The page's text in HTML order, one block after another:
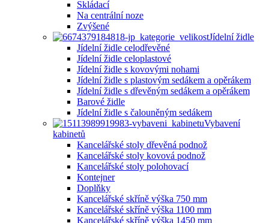
Skládací
Na centrální noze
Zvýšené
Jídelní židle
Jídelní židle celodřevěné
Jídelní židle celoplastové
Jídelní židle s kovovými nohami
Jídelní židle s plastovým sedákem a opěrákem
Jídelní židle s dřevěným sedákem a opěrákem
Barové židle
Jídelní židle s čalouněným sedákem
Vybavení
kabinetů
Kancelářské stoly dřevěná podnož
Kancelářské stoly kovová podnož
Kancelářské stoly polohovací
Kontejner
Doplňky
Kancelářské skříně výška 750 mm
Kancelářské skříně výška 1100 mm
Kancelářské skříně výška 1450 mm